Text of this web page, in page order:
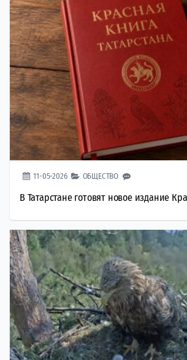
11-05-2026 ОБЩЕСТВО
В Татарстане готовят новое издание